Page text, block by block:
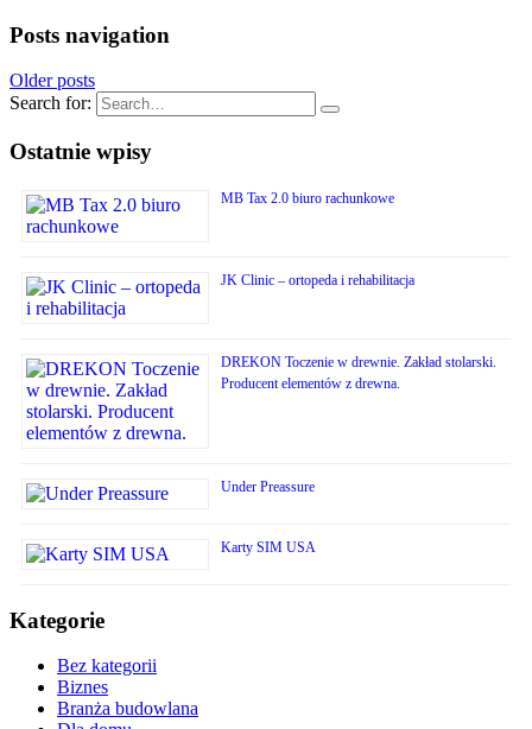
Posts navigation
Older posts
Search for:
Ostatnie wpisy
MB Tax 2.0 biuro rachunkowe
JK Clinic – ortopeda i rehabilitacja
DREKON Toczenie w drewnie. Zakład stolarski.
Producent elementów z drewna.
Under Preassure
Karty SIM USA
Kategorie
Bez kategorii
Biznes
Branża budowlana